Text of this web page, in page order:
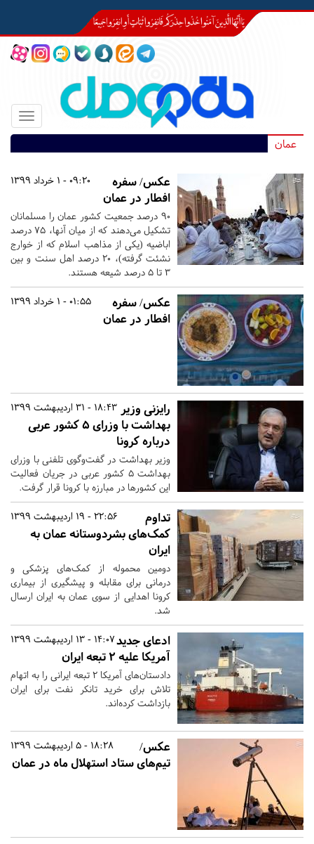
Toggle
عمان
09:20 - 1 خرداد 1399
عکس/ سفره
افطار در عمان
۹۰ درصد جمعیت کشور عمان را مسلمانان
تشکیل می‌دهند که از میان آنها، ۷۵ درصد
اباضیه (یکی از مذاهب اسلام که از خوارج
نشئت گرفته)، ۲۰ درصد اهل سنت و بین
۳ تا ۵ درصد شیعه هستند.
01:55 - 1 خرداد 1399
عکس/ سفره
افطار در عمان
18:43 - 31 اردیبهشت 1399 رایزنی وزیر
بهداشت با وزرای ۵ کشور عربی
درباره کرونا
وزیر بهداشت در گفت‌وگوی تلفنی با وزرای
بهداشت ۵ کشور عربی در جریان فعالیت
این کشورها در مبارزه با کرونا قرار گرفت.
22:56 - 19 اردیبهشت 1399
تداوم
کمک‌های بشردوستانه عمان به
ایران
دومین محموله از کمک‌های پزشکی و
درمانی برای مقابله و پیشگیری از بیماری
کرونا اهدایی از سوی عمان به ایران ارسال
شد.
14:07 - 13 اردیبهشت 1399ادعای جدید
آمریکا علیه ۲ تبعه ایران
دادستان‌های آمریکا ۲ تبعه ایرانی را به اتهام
تلاش برای خرید تانکر نفت برای ایران
بازداشت کرده‌اند.
18:28 - 5 اردیبهشت 1399
عکس/
تیم‌های ستاد استهلال ماه در عمان